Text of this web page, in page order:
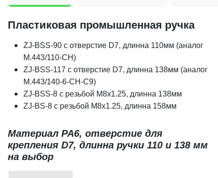
Пластиковая промышленная ручка
ZJ-BSS-90 с отверстие D7, длинна 110мм (аналог
M.443/110-CH)
ZJ-BSS-117 с отверстие D7, длинна 138мм (аналог
M.443/140-6-CH-C9)
ZJ-BSS-8 с резьбой М8х1.25, длинна 138мм
ZJ-BS-8 с резьбой М8х1.25, длинна 158мм
Материал PA6, отверстие для
крепления D7, длинна ручки 110 и 138 мм
на выбор